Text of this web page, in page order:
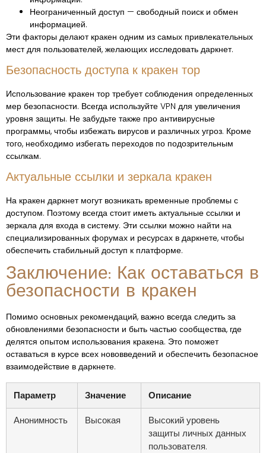
Неограниченный доступ — свободный поиск и обмен
информацией.
Эти факторы делают кракен одним из самых привлекательных
мест для пользователей, желающих исследовать даркнет.
Безопасность доступа к кракен тор
Использование кракен тор требует соблюдения определенных
мер безопасности. Всегда используйте VPN для увеличения
уровня защиты. Не забудьте также про антивирусные
программы, чтобы избежать вирусов и различных угроз. Кроме
того, необходимо избегать переходов по подозрительным
ссылкам.
Актуальные ссылки и зеркала кракен
На кракен даркнет могут возникать временные проблемы с
доступом. Поэтому всегда стоит иметь актуальные ссылки и
зеркала для входа в систему. Эти ссылки можно найти на
специализированных форумах и ресурсах в даркнете, чтобы
обеспечить стабильный доступ к платформе.
Заключение: Как оставаться в
безопасности в кракен
Помимо основных рекомендаций, важно всегда следить за
обновлениями безопасности и быть частью сообщества, где
делятся опытом использования кракена. Это поможет
оставаться в курсе всех нововведений и обеспечить безопасное
взаимодействие в даркнете.
Параметр Значение
Описание
Анонимность
Высокая
Высокий уровень
защиты личных данных
пользователя.